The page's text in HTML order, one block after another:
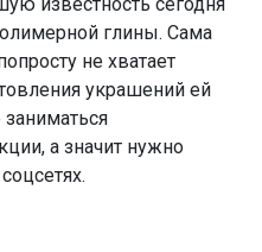
глины. Сама
не хватает
украшений ей
а значит нужно